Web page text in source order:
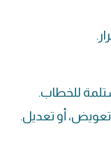
للخطاب.
تعويض، أو تعديل.